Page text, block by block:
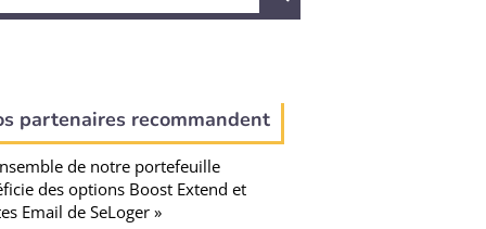
partenaires recommandent
de notre portefeuille
des options Boost Extend et
Email de SeLoger »